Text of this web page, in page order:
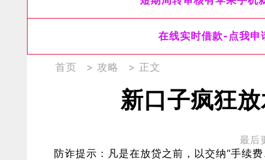
在线实时借款-点我申
首页 > 攻略 > 正文
新口子疯狂
最后
防诈提示：凡是在放贷之前，以交纳“手续